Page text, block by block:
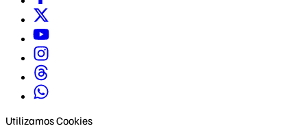
Utilizamos Cookies